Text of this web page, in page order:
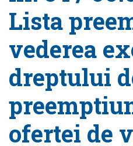
Lista
vederea
dreptului
ofertei de